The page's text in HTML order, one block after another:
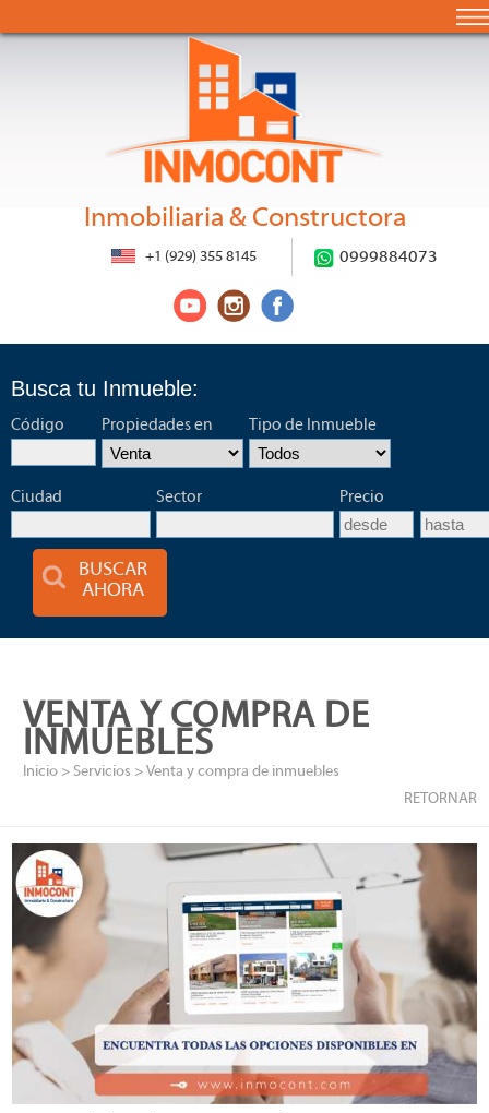
Inmobiliaria & Constructora
+1 (929) 355 8145 0999884073
Busca tu Inmueble:
Código Propiedades en Tipo de Inmueble
Ciudad Sector Precio
BUSCAR
AHORA
VENTA Y COMPRA DE
INMUEBLES
Inicio > Servicios > Venta y compra de inmuebles
RETORNAR